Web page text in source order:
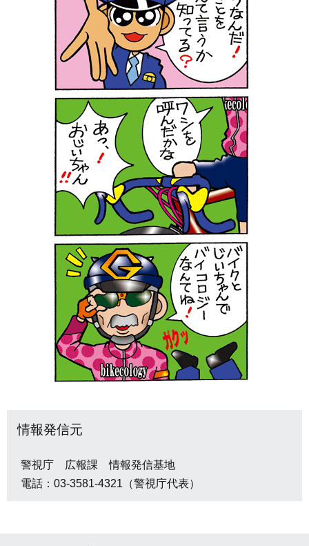
情報発信元
警視庁 広報課 情報発信基地
電話：03-3581-4321（警視庁代表）